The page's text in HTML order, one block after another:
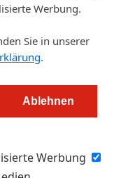
Werbung.
Sie in unserer
.
Ablehnen
Werbung
haben Sie mit